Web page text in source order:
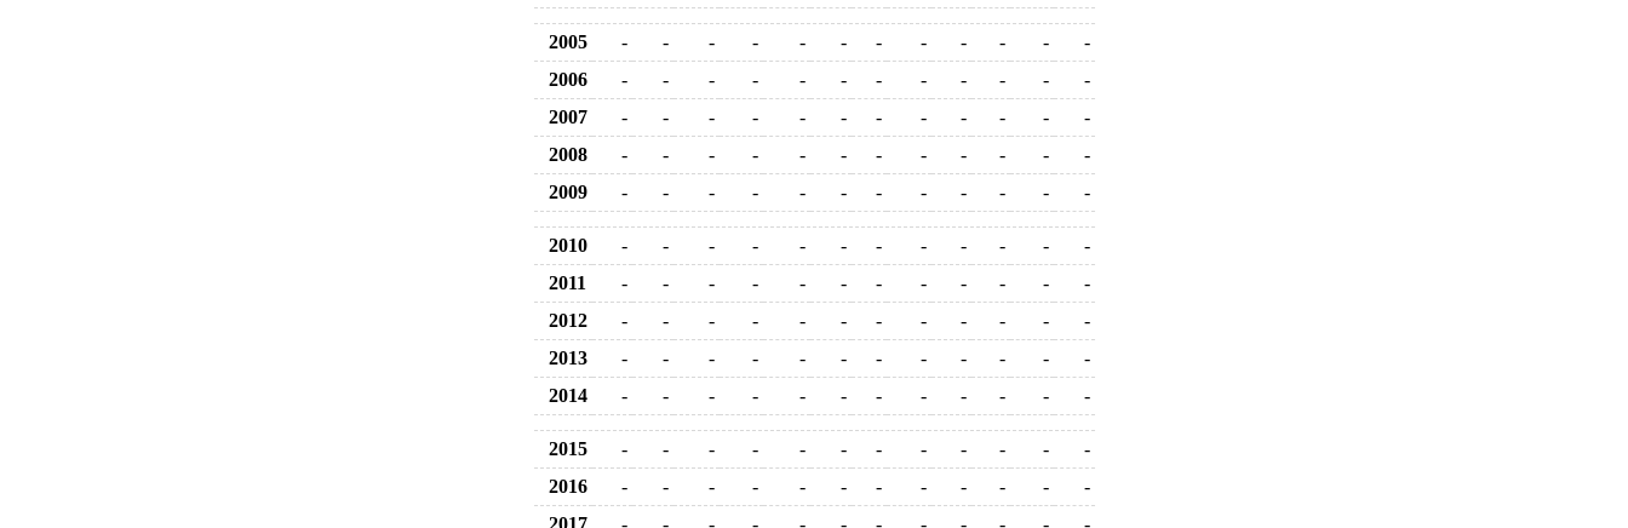
2005 - - - - - - - - - - -
-
2006
- - - - - - - - - - -
-
2007
- - - - - - - - - - -
-
2008
- - - - - - - - - - -
-
2009
- - - - - - - - - - - -
2010 - - - - - - - - - - -
-
2011
- - - - - - - - - - -
-
2012
- - - - - - - - - - -
-
2013
- - - - - - - - - - -
-
2014
- - - - - - - - - - - -
2015 - - - - - - - - - - -
-
2016
- - - - - - - - - - -
-
2017
- - - - - - - - - - -
-